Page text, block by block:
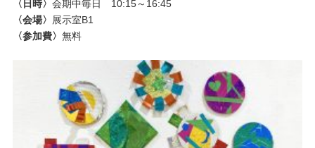
〈日時〉 会期中毎日 10:15～16:45
〈会場〉
展示室B1
〈参加費〉 無料